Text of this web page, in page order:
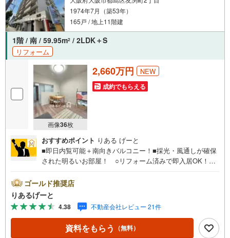
1974年7月（築53年）
165戸 / 地上11階建
1階 / 南 / 59.95m2 / 2LDK＋S
リフォーム
画像36枚
2,660万円 NEW
成約でもらえる
おすすめポイント りある げーと
■即日内覧可能＋南向きバルコニー！■採光・風通しが確保
された明るいお部屋！ ○リフォーム済みで即入居OK！下
買い物施設も充実した便利な立地！■物件検討中のお客さ
ま！ちょっと見学してみたいだけなどでも内覧可能です！
売主さまの都合等で見学ができない場合がございます。お
気軽に「りあるげーと」までお問合わせ下さい！■「りある
げーと」が選ばれるポイント！■年中休まず営業中！いつで
も対応致します！・営業時間:9:00～21:00上記の時間帯
ゴールド推奨店
りあるげーと
4.38 不動産会社レビュー 21件
資料をもらう （無料）